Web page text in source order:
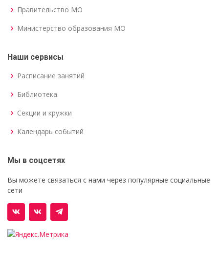
Правительство МО
Министерство образования МО
Наши сервисы
Расписание занятий
Библиотека
Секции и кружки
Календарь событий
Мы в соцсетях
Вы можете связаться с нами через популярные социальные
сети